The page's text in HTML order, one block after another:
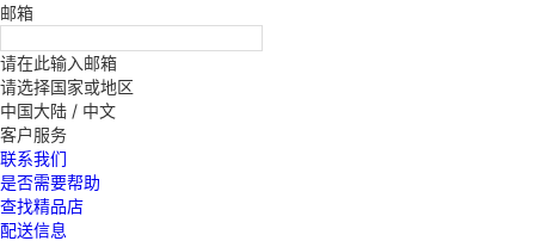
邮箱
请在此输入邮箱
请选择国家或地区
中国大陆 / 中文
客户服务
联系我们
是否需要帮助
查找精品店
配送信息